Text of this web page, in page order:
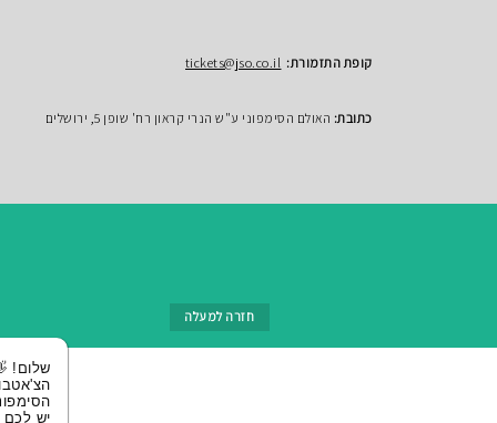
קופת התזמורת: tickets@jso.co.il
האולם הסימפוני ע"ש הנרי קראון רח' שופן 5, ירושלים
חזרה למעלה
שלום! 👋 אני
הצ'אטבוט של
הסימפונית
יש לכם שאלות?